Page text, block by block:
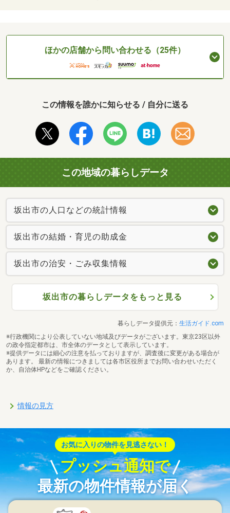
ほかの店舗から問い合わせる（25件）
この情報を誰かに知らせる / 自分に送る
この地域の暮らしデータ
坂出市の人口などの統計情報
坂出市の結婚・育児の助成金
坂出市の治安・ごみ収集情報
坂出市の暮らしデータをもっと見る
暮らしデータ提供元： 生活ガイド.com
※行政機関により公表していない地域及びデータがございます。東京23区以外
の政令指定都市は、市全体のデータとして表示しています。
※提供データには細心の注意を払っておりますが、調査後に変更がある場合が
あります。 最新の情報につきましては各市区役所までお問い合わせいただく
か、自治体HPなどをご確認ください。
情報の見方
お気に入りの物件を見逃さない！
プッシュ通知で
最新の物件情報が届く